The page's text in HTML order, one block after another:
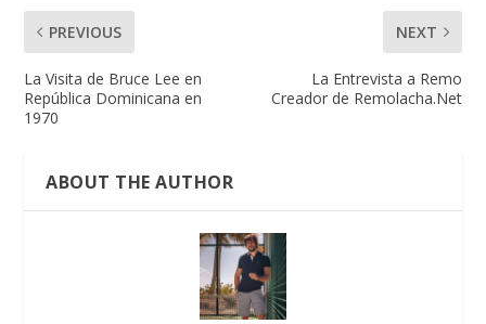
PREVIOUS
La Visita de Bruce Lee en
República Dominicana en
1970
NEXT
La Entrevista a Remo
Creador de Remolacha.Net
ABOUT THE AUTHOR